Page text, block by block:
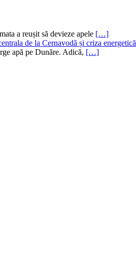
a reușit să devieze apele […]
de la Cernavodă și criza energetică
apă pe Dunăre. Adică, […]